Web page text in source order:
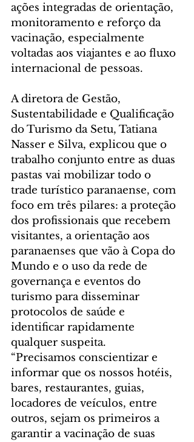
ações integradas de orientação,
monitoramento e reforço da
vacinação, especialmente
voltadas aos viajantes e ao fluxo
internacional de pessoas.
A diretora de Gestão,
Sustentabilidade e Qualificação
do Turismo da Setu, Tatiana
Nasser e Silva, explicou que o
trabalho conjunto entre as duas
pastas vai mobilizar todo o
trade turístico paranaense, com
foco em três pilares: a proteção
dos profissionais que recebem
visitantes, a orientação aos
paranaenses que vão à Copa do
Mundo e o uso da rede de
governança e eventos do
turismo para disseminar
protocolos de saúde e
identificar rapidamente
qualquer suspeita.
“Precisamos conscientizar e
informar que os nossos hotéis,
bares, restaurantes, guias,
locadores de veículos, entre
outros, sejam os primeiros a
garantir a vacinação de suas